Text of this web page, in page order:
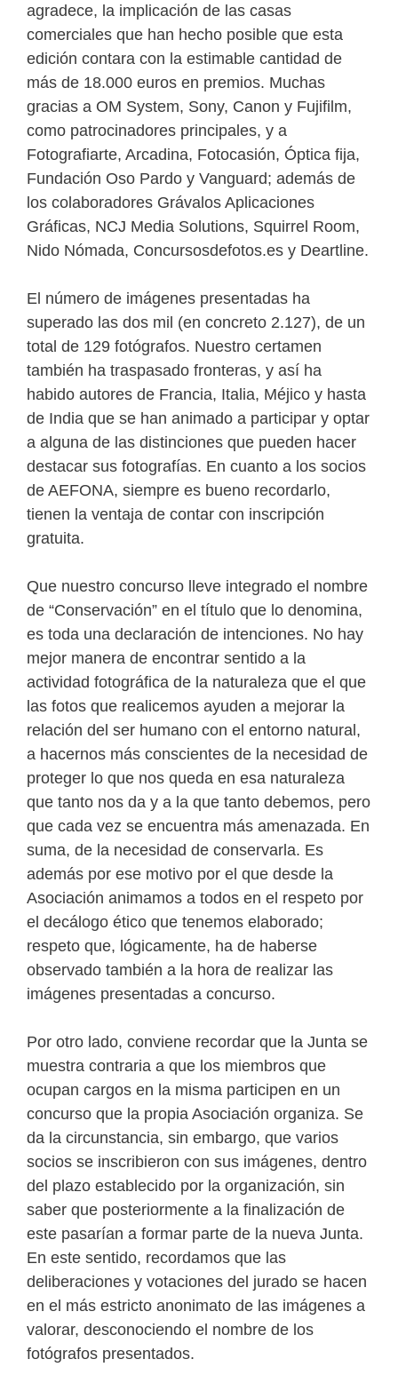
agradece, la implicación de las casas
comerciales que han hecho posible que esta
edición contara con la estimable cantidad de
más de 18.000 euros en premios. Muchas
gracias a OM System, Sony, Canon y Fujifilm,
como patrocinadores principales, y a
Fotografiarte, Arcadina, Fotocasión, Óptica fija,
Fundación Oso Pardo y Vanguard; además de
los colaboradores Grávalos Aplicaciones
Gráficas, NCJ Media Solutions, Squirrel Room,
Nido Nómada, Concursosdefotos.es y Deartline.
El número de imágenes presentadas ha
superado las dos mil (en concreto 2.127), de un
total de 129 fotógrafos. Nuestro certamen
también ha traspasado fronteras, y así ha
habido autores de Francia, Italia, Méjico y hasta
de India que se han animado a participar y optar
a alguna de las distinciones que pueden hacer
destacar sus fotografías. En cuanto a los socios
de AEFONA, siempre es bueno recordarlo,
tienen la ventaja de contar con inscripción
gratuita.
Que nuestro concurso lleve integrado el nombre
de “Conservación” en el título que lo denomina,
es toda una declaración de intenciones. No hay
mejor manera de encontrar sentido a la
actividad fotográfica de la naturaleza que el que
las fotos que realicemos ayuden a mejorar la
relación del ser humano con el entorno natural,
a hacernos más conscientes de la necesidad de
proteger lo que nos queda en esa naturaleza
que tanto nos da y a la que tanto debemos, pero
que cada vez se encuentra más amenazada. En
suma, de la necesidad de conservarla. Es
además por ese motivo por el que desde la
Asociación animamos a todos en el respeto por
el decálogo ético que tenemos elaborado;
respeto que, lógicamente, ha de haberse
observado también a la hora de realizar las
imágenes presentadas a concurso.
Por otro lado, conviene recordar que la Junta se
muestra contraria a que los miembros que
ocupan cargos en la misma participen en un
concurso que la propia Asociación organiza. Se
da la circunstancia, sin embargo, que varios
socios se inscribieron con sus imágenes, dentro
del plazo establecido por la organización, sin
saber que posteriormente a la finalización de
este pasarían a formar parte de la nueva Junta.
En este sentido, recordamos que las
deliberaciones y votaciones del jurado se hacen
en el más estricto anonimato de las imágenes a
valorar, desconociendo el nombre de los
fotógrafos presentados.